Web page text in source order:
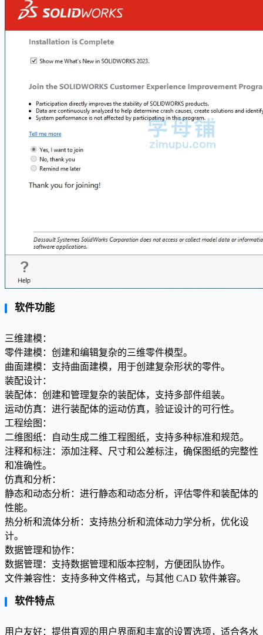
软件功能
三维建模：
零件建模：创建和编辑复杂的三维零件模型。
曲面建模：支持曲面建模，用于创建复杂形状的零件。
装配设计：
装配体：创建和管理复杂的装配体，支持多部件组装。
运动仿真：进行装配体的运动仿真，验证设计的可行性。
工程绘图：
二维图纸：自动生成二维工程图纸，支持多种标准和规范。
注释和标注：添加注释、尺寸和公差标注，确保图纸的完整性
和准确性。
仿真和分析：
静态和动态分析：进行静态和动态分析，评估零件和装配体的
性能。
热分析和流体分析：支持热分析和流体动力学分析，优化设
计。
数据管理和协作：
数据管理：支持数据管理和版本控制，方便团队协作。
文件兼容性：支持多种文件格式，与其他 CAD 软件兼容。
软件特点
用户友好：提供直观的用户界面和丰富的设置选项，适合各水